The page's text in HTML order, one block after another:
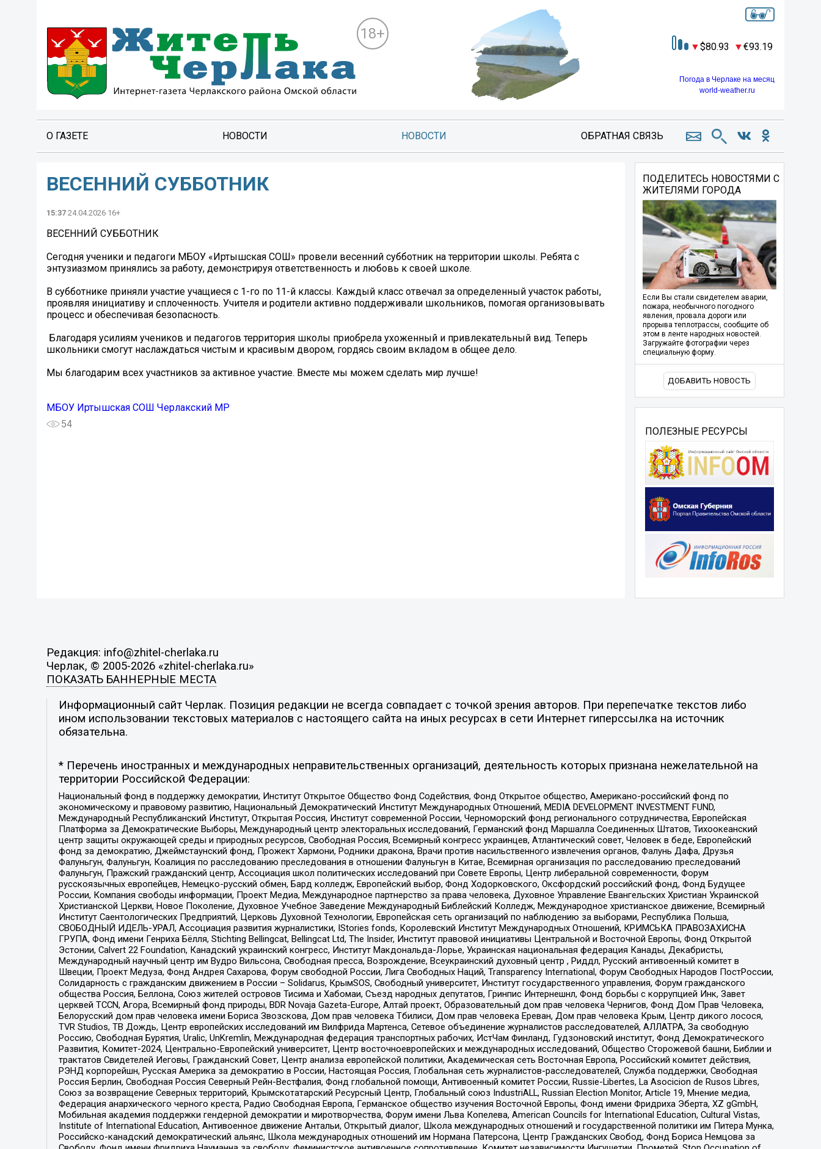
18+
80.93 93.19
Погода в Черлаке на месяц
world-weather.ru
О ГАЗЕТЕ НОВОСТИ НОВОСТИ ОБРАТНАЯ СВЯЗЬ
ВЕСЕННИЙ СУББОТНИК
15:37 24.04.2026 16+
ВЕСЕННИЙ СУББОТНИК
Сегодня ученики и педагоги МБОУ «Иртышская СОШ» провели весенний субботник на территории школы. Ребята с
энтузиазмом принялись за работу, демонстрируя ответственность и любовь к своей школе.
В субботнике приняли участие учащиеся с 1-го по 11-й классы. Каждый класс отвечал за определенный участок работы,
проявляя инициативу и сплоченность. Учителя и родители активно поддерживали школьников, помогая организовывать
процесс и обеспечивая безопасность.
️ Благодаря усилиям учеников и педагогов территория школы приобрела ухоженный и привлекательный вид. Теперь
школьники смогут наслаждаться чистым и красивым двором, гордясь своим вкладом в общее дело.
Мы благодарим всех участников за активное участие. Вместе мы можем сделать мир лучше!
МБОУ Иртышская СОШ Черлакский МР
54
ПОДЕЛИТЕСЬ НОВОСТЯМИ С
ЖИТЕЛЯМИ ГОРОДА
Если Вы стали свидетелем аварии,
пожара, необычного погодного
явления, провала дороги или
прорыва теплотрассы, сообщите об
этом в ленте народных новостей.
Загружайте фотографии через
специальную форму.
ДОБАВИТЬ НОВОСТЬ
ПОЛЕЗНЫЕ РЕСУРСЫ
Редакция: info@zhitel-cherlaka.ru
Черлак, © 2005-2026 «zhitel-cherlaka.ru»
ПОКАЗАТЬ БАННЕРНЫЕ МЕСТА
Информационный сайт Черлак. Позиция редакции не всегда совпадает с точкой зрения авторов. При перепечатке текстов либо
ином использовании текстовых материалов с настоящего сайта на иных ресурсах в сети Интернет гиперссылка на источник
обязательна.
* Перечень иностранных и международных неправительственных организаций, деятельность которых признана нежелательной на
территории Российской Федерации:
Национальный фонд в поддержку демократии, Институт Открытое Общество Фонд Содействия, Фонд Открытое общество, Американо-российский фонд по
экономическому и правовому развитию, Национальный Демократический Институт Международных Отношений, MEDIA DEVELOPMENT INVESTMENT FUND,
Международный Республиканский Институт, Открытая Россия, Институт современной России, Черноморский фонд регионального сотрудничества, Европейская
Платформа за Демократические Выборы, Международный центр электоральных исследований, Германский фонд Маршалла Соединенных Штатов, Тихоокеанский
центр защиты окружающей среды и природных ресурсов, Свободная Россия, Всемирный конгресс украинцев, Атлантический совет, Человек в беде, Европейский
фонд за демократию, Джеймстаунский фонд, Прожект Хармони, Родники дракона, Врачи против насильственного извлечения органов, Фалунь Дафа, Друзья
Фалуньгун, Фалуньгун, Коалиция по расследованию преследования в отношении Фалуньгун в Китае, Всемирная организация по расследованию преследований
Фалуньгун, Пражский гражданский центр, Ассоциация школ политических исследований при Совете Европы, Центр либеральной современности, Форум
русскоязычных европейцев, Немецко-русский обмен, Бард колледж, Европейский выбор, Фонд Ходорковского, Оксфордский российский фонд, Фонд Будущее
России, Компания свободы информации, Проект Медиа, Международное партнерство за права человека, Духовное Управление Евангельских Христиан Украинской
Христианской Церкви, Новое Поколение, Духовное Учебное Заведение Международный Библейский Колледж, Международное христианское движение, Всемирный
Институт Саентологических Предприятий, Церковь Духовной Технологии, Европейская сеть организаций по наблюдению за выборами, Республика Польша,
СВОБОДНЫЙ ИДЕЛЬ-УРАЛ, Ассоциация развития журналистики, IStories fonds, Королевский Институт Международных Отношений, КРИМСЬКА ПРАВОЗАХИСНА
ГРУПА, Фонд имени Генриха Бёлля, Stichting Bellingcat, Bellingcat Ltd, The Insider, Институт правовой инициативы Центральной и Восточной Европы, Фонд Открытой
Эстонии, Calvert 22 Foundation, Канадский украинский конгресс, Институт Макдональда-Лорье, Украинская национальная федерация Канады, Декабристы,
Международный научный центр им Вудро Вильсона, Свободная пресса, Возрождение, Всеукраинский духовный центр , Риддл, Русский антивоенный комитет в
Швеции, Проект Медуза, Фонд Андрея Сахарова, Форум свободной России, Лига Свободных Наций, Transparеncy International, Форум Свободных Народов ПостРоссии,
Солидарность с гражданским движением в России – Solidarus, КрымSOS, Свободный университет, Институт государственного управления, Форум гражданского
общества Россия, Беллона, Союз жителей островов Тисима и Хабомаи, Съезд народных депутатов, Гринпис Интернешнл, Фонд борьбы с коррупцией Инк, Завет
церквей TCCN, Агора, Всемирный фонд природы, BDR Novaja Gazeta-Europe, Алтай проект, Образовательный дом прав человека Чернигов, Фонд Дом Прав Человека,
Белорусский дом прав человека имени Бориса Звозскова, Дом прав человека Тбилиси, Дом прав человека Ереван, Дом прав человека Крым, Центр дикого лосося,
TVR Studios, ТВ Дождь, Центр европейских исследований им Вилфрида Мартенса, Сетевое объединение журналистов расследователей, АЛЛАТРА, За свободную
Россию, Свободная Бурятия, Uralic, UnKremlin, Международная федерация транспортных рабочих, ИстЧам Финланд, Гудзоновский институт, Фонд Демократического
Развития, Комитет-2024, Центрально-Европейский университет, Центр восточноевропейских и международных исследований, Общество Сторожевой башни, Библии и
трактатов Свидетелей Иеговы, Гражданский Совет, Центр анализа европейской политики, Академическая сеть Восточная Европа, Российский комитет действия,
РЭНД корпорейшн, Русская Америка за демократию в России, Настоящая Россия, Глобальная сеть журналистов-расследователей, Служба поддержки, Свободная
Россия Берлин, Свободная Россия Северный Рейн-Вестфалия, Фонд глобальной помощи, Антивоенный комитет России, Russie-Libertes, La Asocicion de Rusos Libres,
Союз за возвращение Северных территорий, Крымскотатарский Ресурсный Центр, Глобальный союз IndustriALL, Russian Election Monitor, Article 19, Мнение медиа,
Федерация анархического черного креста, Радио Свободная Европа, Германское общество изучения Восточной Европы, Фонд имени Фридриха Эберта, XZ gGmbH,
Мобильная академия поддержки гендерной демократии и миротворчества, Форум имени Льва Копелева, American Councils for International Education, Cultural Vistas,
Institute of International Education, Антивоенное движение Антальи, Открытый диалог, Школа международных отношений и государственной политики им Питера Мунка,
Российско-канадский демократический альянс, Школа международных отношений им Нормана Патерсона, Центр Гражданских Свобод, Фонд Бориса Немцова за